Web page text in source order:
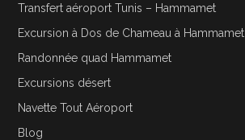
Transfert aéroport Tunis – Hammamet
Excursion à Dos de Chameau à Hammamet
Randonnée quad Hammamet
Excursions désert
Navette Tout Aéroport
Blog